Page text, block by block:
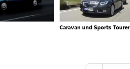
Caravan und Sports Tourer